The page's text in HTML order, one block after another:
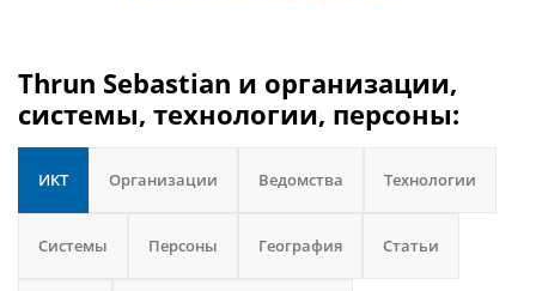
Thrun Sebastian и организации,
системы, технологии, персоны:
ИКТ Организации Ведомства Технологии
Системы Персоны География Статьи